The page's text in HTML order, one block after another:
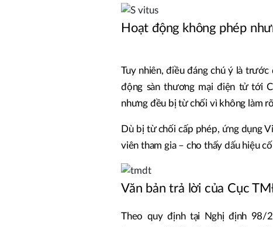
Hoạt động không phép
Tuy nhiên, điều đáng chú ý là
động sàn thương mại điện tử tới
nhưng đều bị từ chối vì không làm
Dù bị từ chối cấp phép, ứng dụng
viên tham gia – cho thấy dấu hiệu
Văn bản trả lời của Cục
Theo quy định tại Nghị định 98/